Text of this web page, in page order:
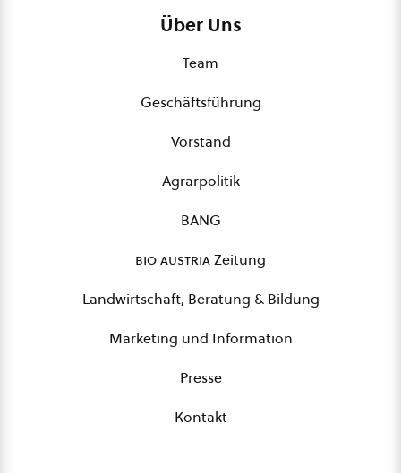
Über Uns
Team
Geschäftsführung
Vorstand
Agrarpolitik
BANG
bio austriaZeitung
Landwirtschaft, Beratung & Bildung
Marketing und Information
Presse
Kontakt